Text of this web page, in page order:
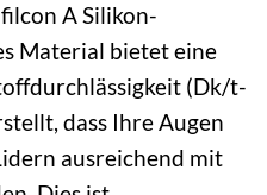
A Silikon-
Material bietet eine
(Dk/t-
dass Ihre Augen
ausreichend mit